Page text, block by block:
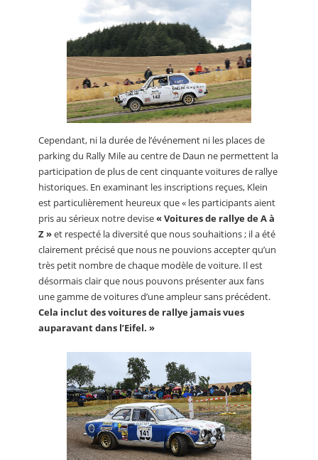
Cependant, ni la durée de l’événement ni les places de
parking du Rally Mile au centre de Daun ne permettent la
participation de plus de cent cinquante voitures de rallye
historiques. En examinant les inscriptions reçues, Klein
est particulièrement heureux que « les participants aient
pris au sérieux notre devise« Voitures de rallye de A à
Z »et respecté la diversité que nous souhaitions ; il a été
clairement précisé que nous ne pouvions accepter qu’un
très petit nombre de chaque modèle de voiture. Il est
désormais clair que nous pouvons présenter aux fans
une gamme de voitures d’une ampleur sans précédent.
Cela inclut des voitures de rallye jamais vues
auparavant dans l’Eifel. »